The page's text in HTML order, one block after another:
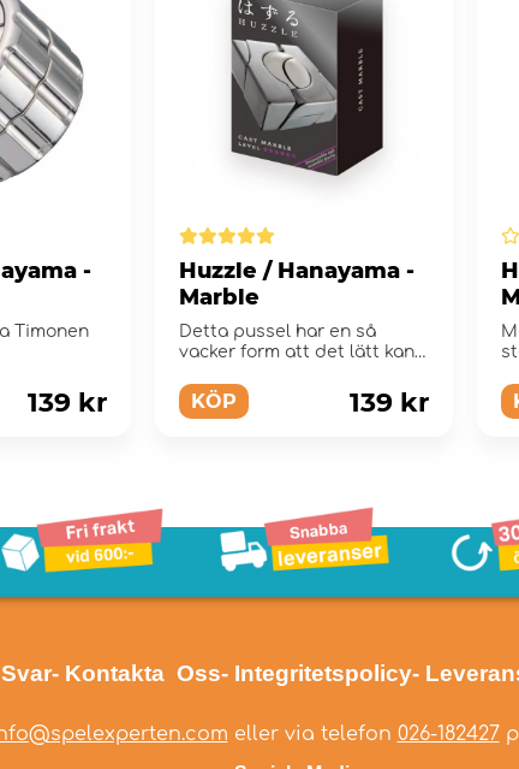
-
Timonen
139 kr
Huzzle / Hanayama -
Marble
Detta pussel har en så
vacker form att det lätt kan
KÖP 139 kr
- Kontakta Oss- Integritetspolicy-
eller via telefon 026-182427